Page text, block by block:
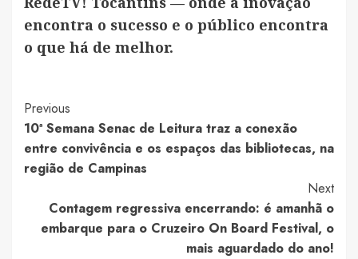
encontra o sucesso e o público encontra
o que há de melhor.
Post
Navigation
Previous
10ª Semana Senac de Leitura traz a conexão
entre convivência e os espaços das bibliotecas, na
região de Campinas
Next
Contagem regressiva encerrando: é amanhã o
embarque para o Cruzeiro On Board Festival, o
mais aguardado do ano!